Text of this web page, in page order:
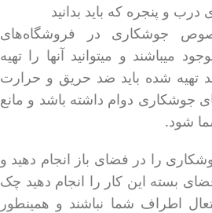
جوشکاری در فروشگاه‌های
میباشند و میتوانید آنها را تهیه
تهیه شده باید ضد حریق و حرارت
جوشکاری دوام داشته باشد و مانع
شود.
را در فضای باز انجام دهید و
بسته این کار را انجام دهید چک
اطراف شما نباشند و همینطور